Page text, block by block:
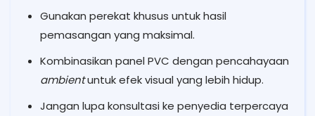
Gunakan perekat khusus untuk hasil
pemasangan yang maksimal.
Kombinasikan panel PVC dengan pencahayaan
ambientuntuk efek visual yang lebih hidup.
Jangan lupa konsultasi ke penyedia terpercaya